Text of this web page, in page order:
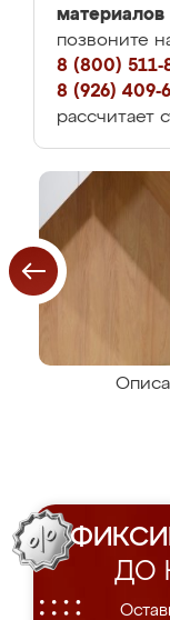
материалов
позвоните
8 (800) 511-
8 (926) 409-
рассчитает
ДО